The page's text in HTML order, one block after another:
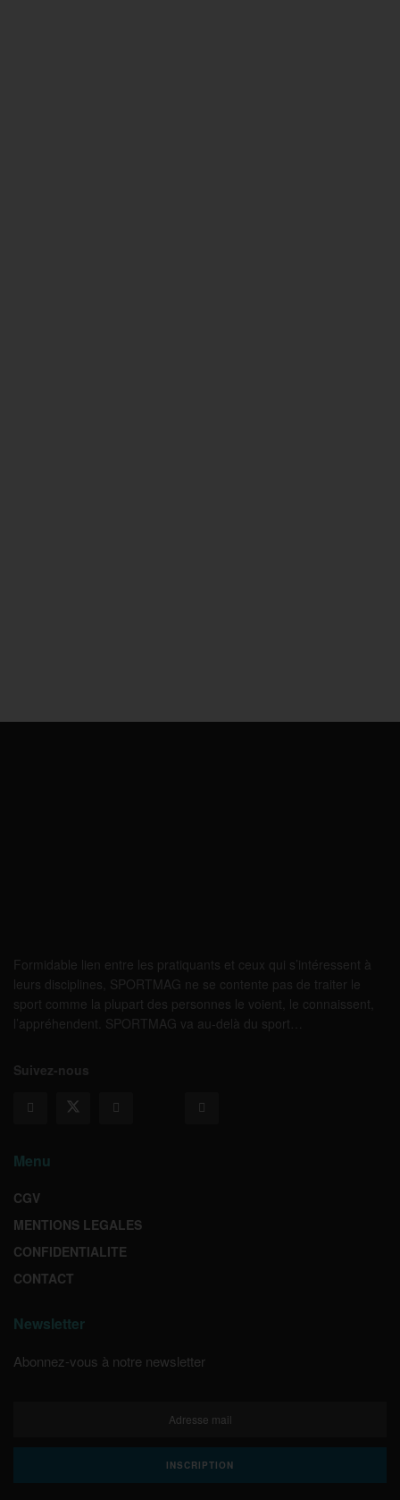
Formidable lien entre les pratiquants et ceux qui s’intéressent à
leurs disciplines, SPORTMAG ne se contente pas de traiter le
sport comme la plupart des personnes le voient, le connaissent,
l’appréhendent. SPORTMAG va au-delà du sport…
Suivez-nous
Menu
CGV
MENTIONS LEGALES
CONFIDENTIALITE
CONTACT
Newsletter
Abonnez-vous à notre newsletter